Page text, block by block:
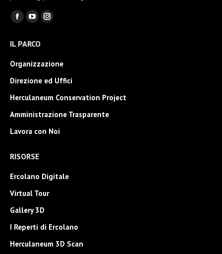
Ci puoi trovare su:
Facebook
opens
in
window
YouTube
opens
in
window
Instagram
in
window
IL PARCO
Organizzazione
Direzione ed Uffici
Herculaneum Conservation Project
Amministrazione Trasparente
Lavora con Noi
RISORSE
Ercolano Digitale
Virtual Tour
Gallery 3D
I Reperti di Ercolano
Herculaneum 3D Scan